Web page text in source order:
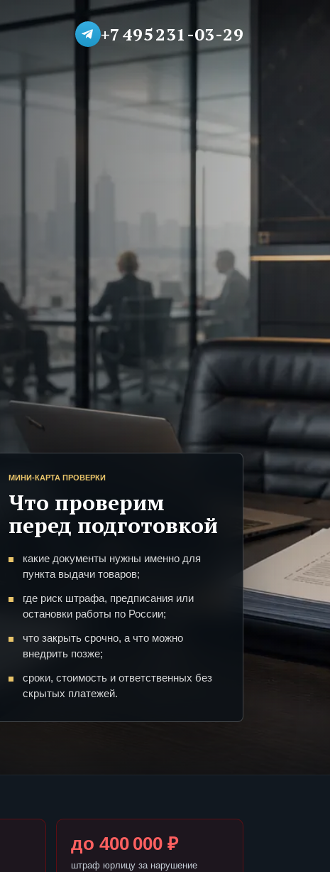
+7 495 231-03-29
МИНИ-КАРТА ПРОВЕРКИ
Что проверим
перед подготовкой
какие документы нужны именно для
пункта выдачи товаров;
где риск штрафа, предписания или
остановки работы по России;
что закрыть срочно, а что можно
внедрить позже;
сроки, стоимость и ответственных без
скрытых платежей.
до 400 000 ₽
штраф юрлицу за нарушение